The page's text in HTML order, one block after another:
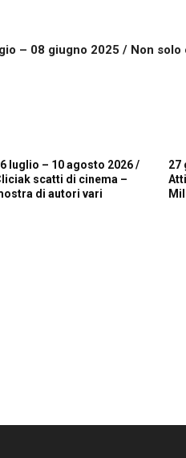
– 08 giugno 2025 / Non
luglio – 10 agosto 2026 /
scatti di cinema –
di autori vari
27